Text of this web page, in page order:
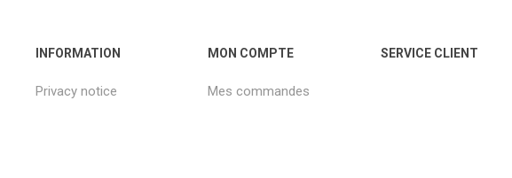
INFORMATION
Privacy notice
MON COMPTE
Mes commandes
SERVICE CLIENT